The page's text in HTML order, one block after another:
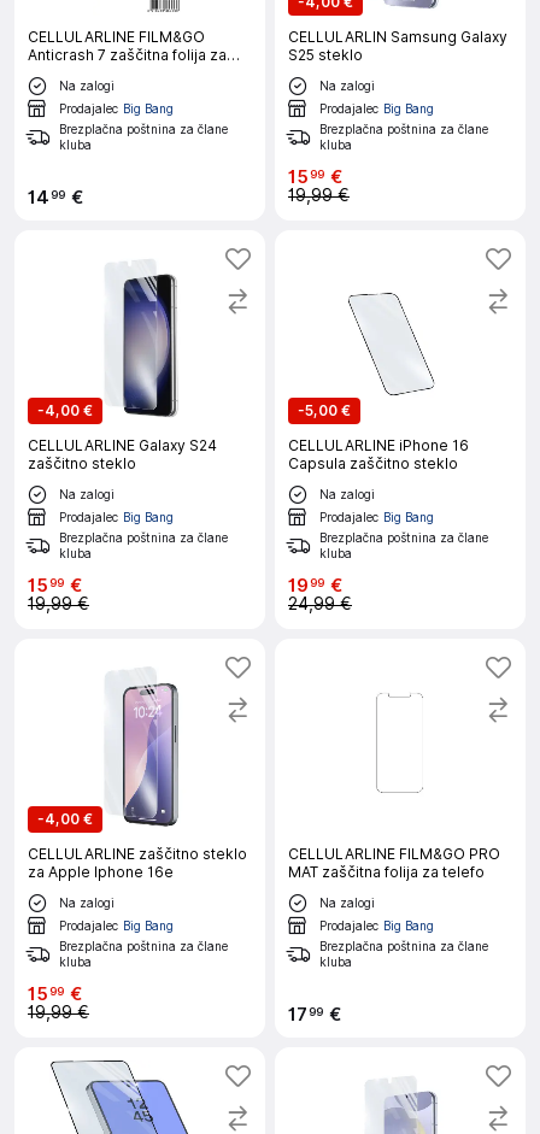
CELLULARLINE FILM&GO
Anticrash 7 zaščitna folija za
pametni telefon
Na zalogi
Prodajalec Big Bang
Brezplačna poštnina za člane
kluba
1499 €
CELLULARLIN Samsung Galaxy
S25 steklo
Na zalogi
Prodajalec Big Bang
Brezplačna poštnina za člane
kluba
1599 €
19,99 €
-4,00 €
CELLULARLINE Galaxy S24
zaščitno steklo
Na zalogi
Prodajalec Big Bang
Brezplačna poštnina za člane
kluba
1599 €
19,99 €
-5,00 €
CELLULARLINE iPhone 16
Capsula zaščitno steklo
Na zalogi
Prodajalec Big Bang
Brezplačna poštnina za člane
kluba
1999 €
24,99 €
-4,00 €
CELLULARLINE zaščitno steklo
za Apple Iphone 16e
Na zalogi
Prodajalec Big Bang
Brezplačna poštnina za člane
kluba
1599 €
19,99 €
CELLULARLINE FILM&GO PRO
MAT zaščitna folija za telefo
Na zalogi
Prodajalec Big Bang
Brezplačna poštnina za člane
kluba
1799 €